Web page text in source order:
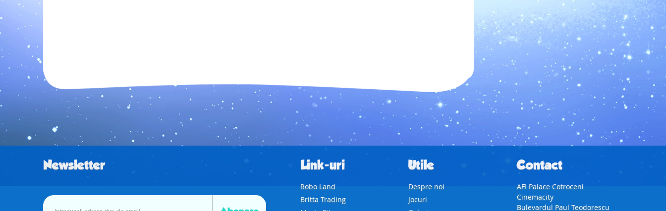
Newsletter Link-uri
Robo Land
Britta Trading
Utile
Despre noi
Jocuri
Contact
AFI Palace Cotroceni
Cinemacity
Bulevardul Paul Teodorescu